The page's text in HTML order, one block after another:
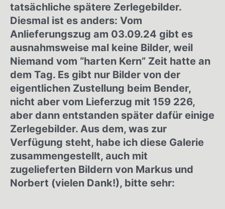
tatsächliche spätere Zerlegebilder.
Diesmal ist es anders: Vom
Anlieferungszug am 03.09.24 gibt es
ausnahmsweise mal keine Bilder, weil
Niemand vom “harten Kern” Zeit hatte an
dem Tag. Es gibt nur Bilder von der
eigentlichen Zustellung beim Bender,
nicht aber vom Lieferzug mit 159 226,
aber dann entstanden später dafür einige
Zerlegebilder. Aus dem, was zur
Verfügung steht, habe ich diese Galerie
zusammengestellt, auch mit
zugelieferten Bildern von Markus und
Norbert (vielen Dank!), bitte sehr: